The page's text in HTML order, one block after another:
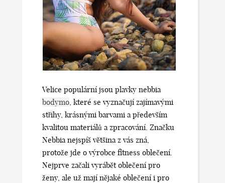
Velice populární jsou plavky nebbia
bodymo , které se vyznačují zajímavými
střihy, krásnými barvami a především
kvalitou materiálů a zpracování. Značku
Nebbia nejspíš většina z vás zná,
protože jde o výrobce fitness oblečení.
Nejprve začali vyrábět oblečení pro
ženy, ale už mají nějaké oblečení i pro